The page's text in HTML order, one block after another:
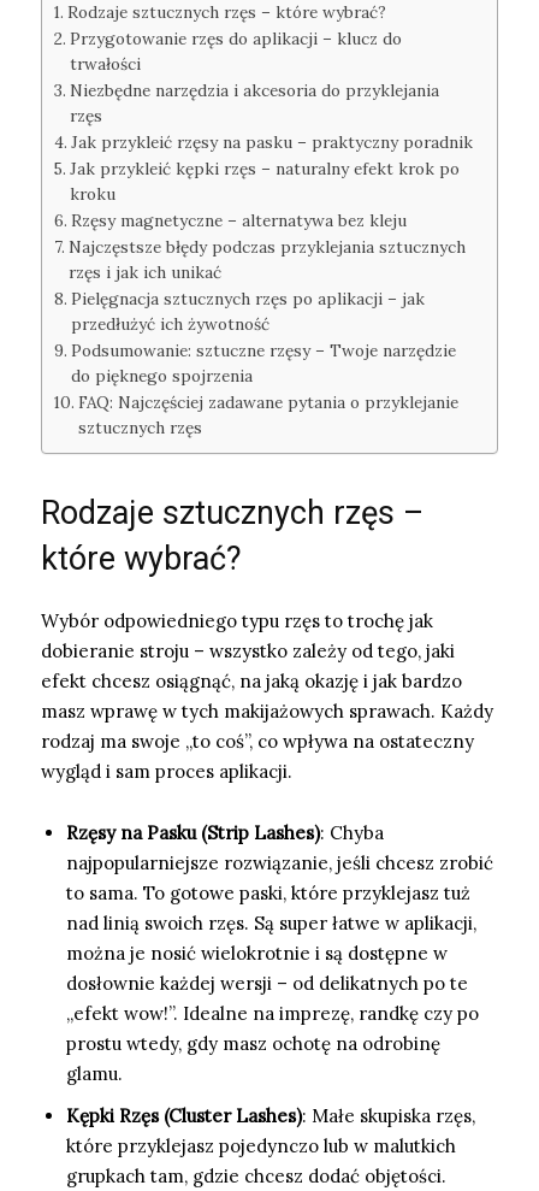
Rodzaje sztucznych rzęs – które wybrać?
Przygotowanie rzęs do aplikacji – klucz do
trwałości
Niezbędne narzędzia i akcesoria do przyklejania
rzęs
Jak przykleić rzęsy na pasku – praktyczny poradnik
Jak przykleić kępki rzęs – naturalny efekt krok po
kroku
Rzęsy magnetyczne – alternatywa bez kleju
Najczęstsze błędy podczas przyklejania sztucznych
rzęs i jak ich unikać
Pielęgnacja sztucznych rzęs po aplikacji – jak
przedłużyć ich żywotność
Podsumowanie: sztuczne rzęsy – Twoje narzędzie
do pięknego spojrzenia
FAQ: Najczęściej zadawane pytania o przyklejanie
sztucznych rzęs
Rodzaje sztucznych rzęs –
które wybrać?
Wybór odpowiedniego typu rzęs to trochę jak
dobieranie stroju – wszystko zależy od tego, jaki
efekt chcesz osiągnąć, na jaką okazję i jak bardzo
masz wprawę w tych makijażowych sprawach. Każdy
rodzaj ma swoje „to coś”, co wpływa na ostateczny
wygląd i sam proces aplikacji.
Rzęsy na Pasku (Strip Lashes): Chyba
najpopularniejsze rozwiązanie, jeśli chcesz zrobić
to sama. To gotowe paski, które przyklejasz tuż
nad linią swoich rzęs. Są super łatwe w aplikacji,
można je nosić wielokrotnie i są dostępne w
dosłownie każdej wersji – od delikatnych po te
„efekt wow!”. Idealne na imprezę, randkę czy po
prostu wtedy, gdy masz ochotę na odrobinę
glamu.
Kępki Rzęs (Cluster Lashes): Małe skupiska rzęs,
które przyklejasz pojedynczo lub w malutkich
grupkach tam, gdzie chcesz dodać objętości.